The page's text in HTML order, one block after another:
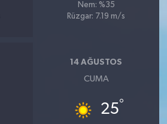
Nem: %35
Rüzgar: 7.19 m/s
14 AĞUSTOS
CUMA
25°